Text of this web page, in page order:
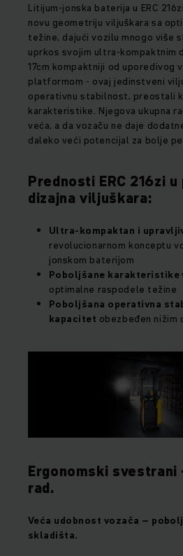
Litijum-jonska baterija u ERC
novu geometriju viljuškara sa
težine, dajući vozilu mnogo više
uprkos svojim ultra-kompaktnim
17cm kompaktniji od uporedivog
platformom - ovaj jedinstveni
operativnu stabilnost, preostali
karakteristike. Njegova ukupna
veća, a da vozaču ne daje
daleko veći potencijal za bolje
Prednosti ERC 216zi
dizajna viljuškara:
Ultra-kompaktan i
revolucionarnom konceptu
jonskom baterijom
Poboljšane karakteristike
optimalne raspodele težine
Poboljšana operativna
kapacitet obezbeđen nižim
Ergonomski
rad.
Veća udobnost vozača –
skladišta.